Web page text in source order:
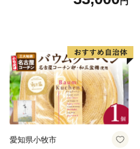
愛知県小牧市